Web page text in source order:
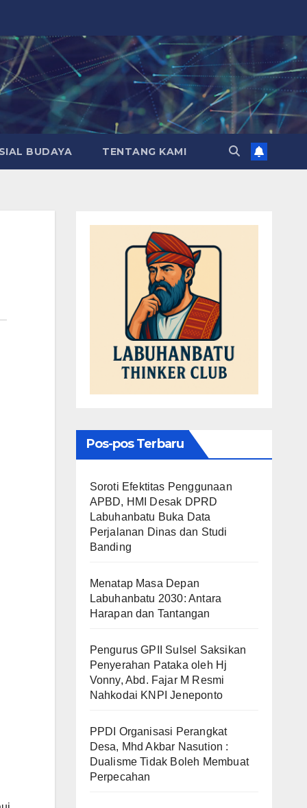
BUDAYA TENTANG KAMI
Pos-pos Terbaru
Soroti Efektitas Penggunaan
APBD, HMI Desak DPRD
Labuhanbatu Buka Data
Perjalanan Dinas dan Studi
Banding
Menatap Masa Depan
Labuhanbatu 2030: Antara
Harapan dan Tantangan
Pengurus GPII Sulsel Saksikan
Penyerahan Pataka oleh Hj
Vonny, Abd. Fajar M Resmi
Nahkodai KNPI Jeneponto
PPDI Organisasi Perangkat
Desa, Mhd Akbar Nasution :
Dualisme Tidak Boleh Membuat
Perpecahan